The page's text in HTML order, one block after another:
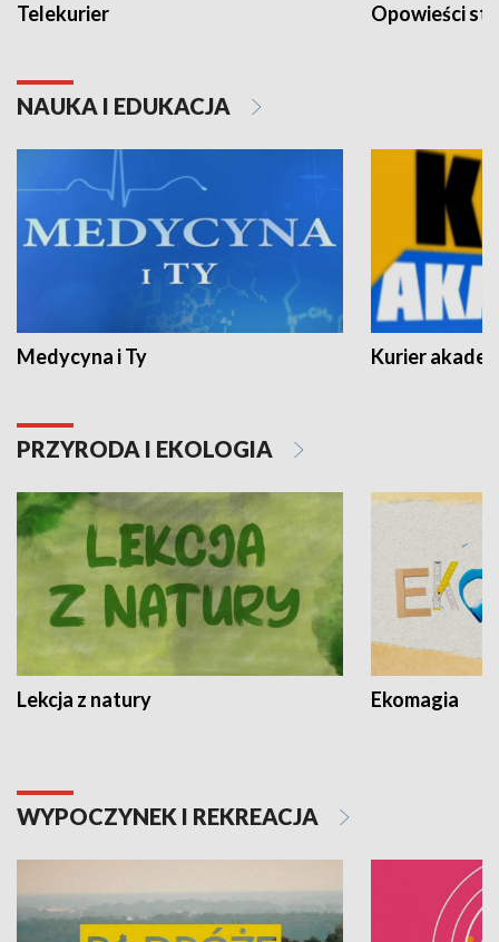
Telekurier Opowieści
NAUKA I EDUKACJA
Medycyna i Ty Kurier
PRZYRODA I EKOLOGIA
Lekcja z natury Ekomagia
WYPOCZYNEK I REKREACJA